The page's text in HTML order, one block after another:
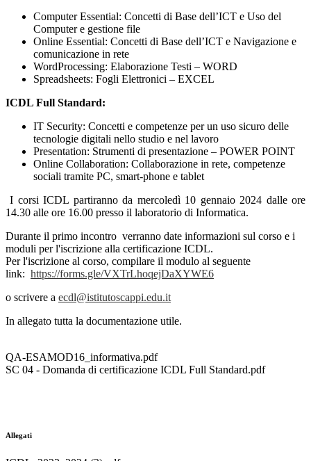
Computer Essential: Concetti di Base dell’ICT e Uso del
Computer e gestione file
Online Essential: Concetti di Base dell’ICT e Navigazione e
comunicazione in rete
WordProcessing: Elaborazione Testi – WORD
Spreadsheets: Fogli Elettronici – EXCEL
ICDL Full Standard:
IT Security: Concetti e competenze per un uso sicuro delle
tecnologie digitali nello studio e nel lavoro
Presentation: Strumenti di presentazione – POWER POINT
Online Collaboration: Collaborazione in rete, competenze
sociali tramite PC, smart-phone e tablet
I corsi ICDL partiranno da mercoledì 10 gennaio 2024 dalle ore
14.30 alle ore 16.00 presso il laboratorio di Informatica.
Durante il primo incontro verranno date informazioni sul corso e i
moduli per l'iscrizione alla certificazione ICDL.
Per l'iscrizione al corso, compilare il modulo al seguente
link: https://forms.gle/VXTrLhoqejDaXYWE6
o scrivere a ecdl@istitutoscappi.edu.it
In allegato tutta la documentazione utile.
QA-ESAMOD16_informativa.pdf
SC 04 - Domanda di certificazione ICDL Full Standard.pdf
Allegati